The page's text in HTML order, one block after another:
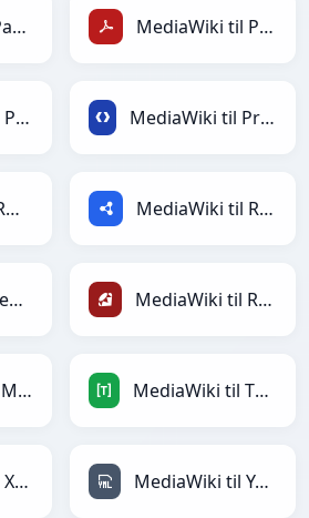
MediaWiki til PandasDataFrame MediaWiki til PDF
MediaWiki til PHP MediaWiki til Protobuf
MediaWiki til RDataFrame MediaWiki til RDF
MediaWiki til reStructuredText MediaWiki til Ruby
MediaWiki til Magic MediaWiki til TOML
MediaWiki til XML MediaWiki til YAML